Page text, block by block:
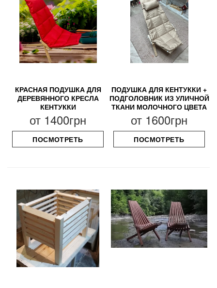
КРАСНАЯ ПОДУШКА ДЛЯ
ДЕРЕВЯННОГО КРЕСЛА
КЕНТУККИ
от 1400грн
ПОСМОТРЕТЬ
ПОДУШКА ДЛЯ КЕНТУККИ +
ПОДГОЛОВНИК ИЗ УЛИЧНОЙ
ТКАНИ МОЛОЧНОГО ЦВЕТА
от 1600грн
ПОСМОТРЕТЬ